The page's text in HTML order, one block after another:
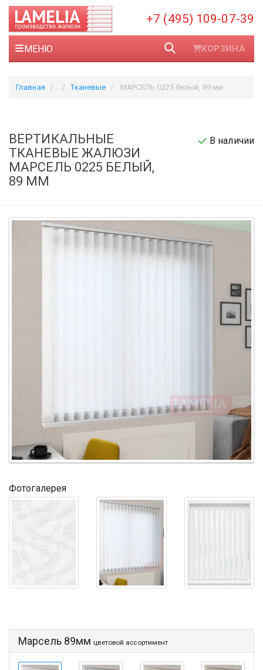
+7 (495) 109-07-39
МЕНЮ КОРЗИНА
Главная Тканевые МАРСЕЛЬ 0225 белый, 89 мм
ВЕРТИКАЛЬНЫЕ
ТКАНЕВЫЕ ЖАЛЮЗИ
МАРСЕЛЬ 0225 БЕЛЫЙ,
89 ММ
В наличии
Фотогалерея
Марсель 89ммцветовой ассортимент